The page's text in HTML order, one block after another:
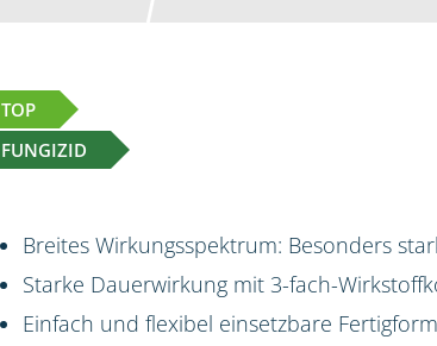
TOP
FUNGIZID
Breites Wirkungsspektrum: Besonders
Starke Dauerwirkung mit 3-fach-
Einfach und flexibel einsetzbare